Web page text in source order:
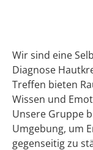
Wir sind eine
Diagnose
Treffen bieten
Wissen und
Unsere Gruppe
Umgebung, um
gegenseitig zu